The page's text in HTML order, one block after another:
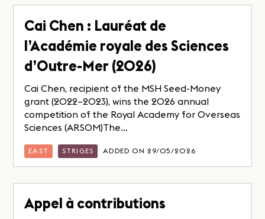
Cai Chen : Lauréat de
l’Académie royale des Sciences
d’Outre-Mer (2026)
Cai Chen, recipient of the MSH Seed-Money
grant (2022–2023), wins the 2026 annual
competition of the Royal Academy for Overseas
Sciences (ARSOM)The...
EAST STRIGES ADDED ON 29/05/2026
Appel à contributions